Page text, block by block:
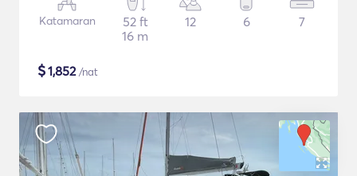
Katamaran
52 ft
16 m
12 6 7
$1,852/nat